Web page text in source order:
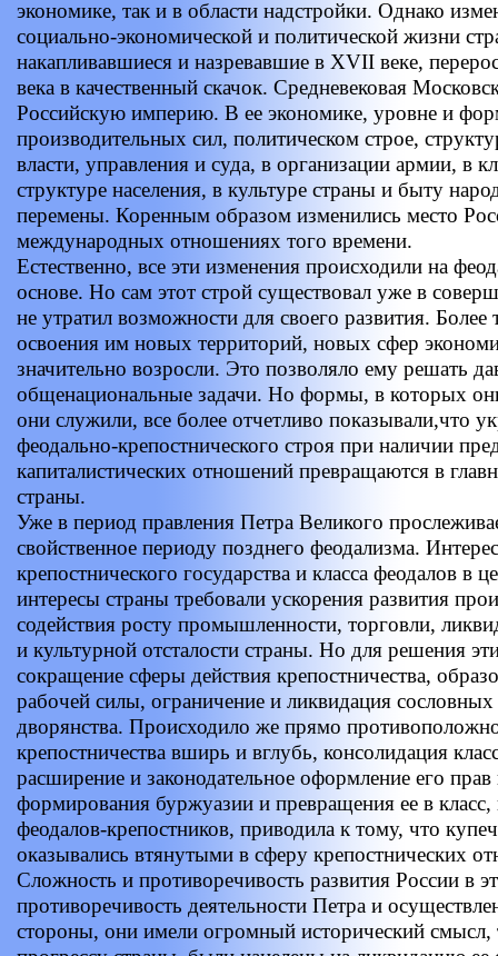
экономике, так и в области надстройки. Однако
социально-экономической и политической жизни
накапливавшиеся и назревавшие в XVII веке,
века в качественный скачок. Средневековая
Российскую империю. В ее экономике, уровне и
производительных сил, политическом строе,
власти, управления и суда, в организации армии, в
структуре населения, в культуре страны и быту
перемены. Коренным образом изменились место
международных отношениях того времени.
Естественно, все эти изменения происходили на
основе. Но сам этот строй существовал уже в
не утратил возможности для своего развития.
освоения им новых территорий, новых сфер
значительно возросли. Это позволяло ему решать
общенациональные задачи. Но формы, в которых
они служили, все более отчетливо показывали,чтo
феодально-крепостнического строя при наличии
капиталистических отношений превращаются в
страны.
Уже в период правления Петра Великого
свойственное периоду позднего феодализма.
крепостнического государства и класса феодалов в
интересы страны требовали ускорения развития
содействия росту промышленности, торговли,
и культурной отсталости страны. Но для решения
сокращение сферы действия крепостничества,
рабочей силы, ограничение и ликвидация
дворянства. Происходило же прямо
крепостничества вширь и вглубь, консолидация
расширение и законодательное оформление его
формирования буржуазии и превращения ее в
феодалов-крепостников, приводила к тому, что
оказывались втянутыми в сферу крепостнических
Сложность и противоречивость развития России в
противоречивость деятельности Петра и
стороны, они имели огромный исторический смысл,